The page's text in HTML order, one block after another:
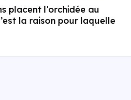
placent l’orchidée au
la raison pour laquelle